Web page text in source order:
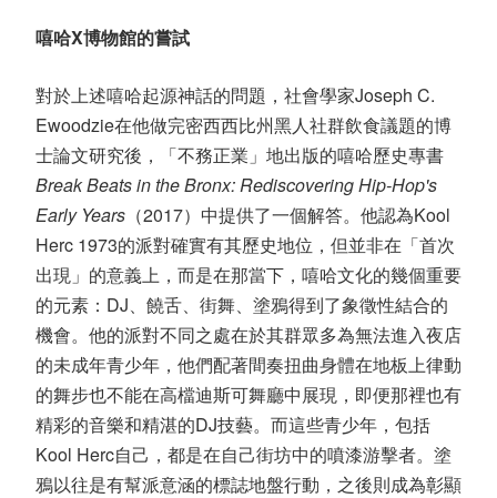
嘻哈X博物館的嘗試
對於上述嘻哈起源神話的問題，社會學家Joseph C.
Ewoodzie在他做完密西西比州黑人社群飲食議題的博
士論文研究後，「不務正業」地出版的嘻哈歷史專書
Break Beats in the Bronx: Rediscovering Hip-Hop's
Early Years （2017）中提供了一個解答。他認為Kool
Herc 1973的派對確實有其歷史地位，但並非在「首次
出現」的意義上，而是在那當下，嘻哈文化的幾個重要
的元素：DJ、饒舌、街舞、塗鴉得到了象徵性結合的
機會。他的派對不同之處在於其群眾多為無法進入夜店
的未成年青少年，他們配著間奏扭曲身體在地板上律動
的舞步也不能在高檔迪斯可舞廳中展現，即便那裡也有
精彩的音樂和精湛的DJ技藝。而這些青少年，包括
Kool Herc自己，都是在自己街坊中的噴漆游擊者。塗
鴉以往是有幫派意涵的標誌地盤行動，之後則成為彰顯